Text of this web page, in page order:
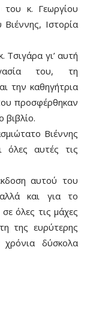
του κ. Γεωργίου
Ιστορία
γι’ αυτή
του, τη
την καθηγήτρια
προσφέρθηκαν
Βιέννης
όλες αυτές τις
αυτού του
και για το
όλες τις μάχες
της ευρύτερης
δύσκολα